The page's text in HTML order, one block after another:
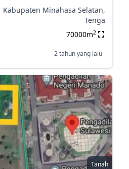
Kabupaten Minahasa Selatan,
Tenga
70000m2
2 tahun yang lalu
Tanah